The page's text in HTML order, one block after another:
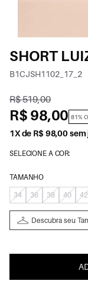
SHORT
B1CJSH1102_17_2
R$ 519,00
R$ 98,00 81%
1X de R$ 98,00
SELECIONE A COR:
TAMANHO
34
36 38 40 42
Descubra seu